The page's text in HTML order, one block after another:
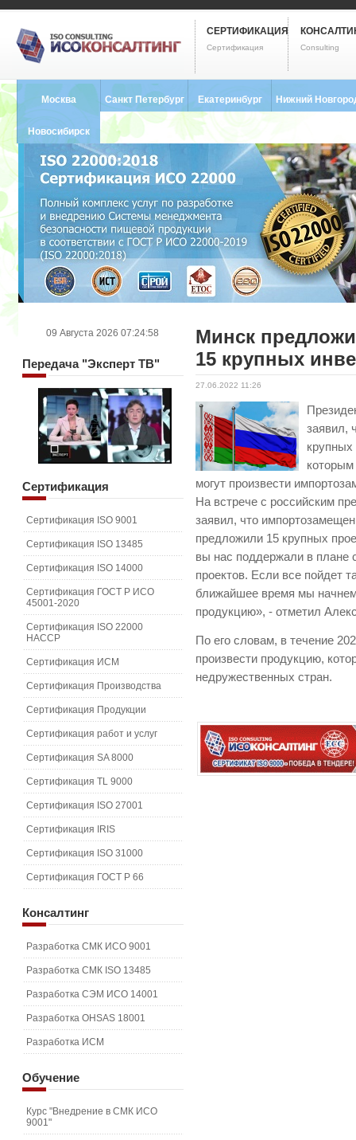
СЕРТИФИКАЦИЯ
Сертификация Consulting
Москва Санкт Петербург
8 (812) 748-2493
Екатеринбург
8 (343) 237-2593
Нижний
Новосибирск
8 (383) 227-8449
Минск
15 крупных
27.06.2022 11:26
заявил,
крупных
которым
могут произвести
На встрече с российским
заявил, что
предложили 15 крупных
вы нас поддержали в плане
проектов. Если все пойдет
ближайшее время мы
продукцию», - отметил
По его словам, в течение
произвести продукцию,
недружественных стран.
09 Августа 2026 07:24:58
Передача"Эксперт ТВ"
Сертификация
Сертификация ISO 9001
Сертификация ISO 13485
Сертификация ISO 14000
Сертификация ГОСТ Р ИСО
45001-2020
Сертификация ISO 22000
HACCP
Сертификация ИСМ
Сертификация Производства
Сертификация Продукции
Сертификация работ и услуг
Сертификация SA 8000
Сертификация TL 9000
Сертификация ISO 27001
Сертификация IRIS
Сертификация ISO 31000
Сертификация ГОСТ Р 66
Консалтинг
Разработка СМК ИСО 9001
Разработка СМК ISO 13485
Разработка СЭМ ИСО 14001
Разработка OHSAS 18001
Разработка ИСМ
Обучение
Курс "Внедрение в СМК ИСО
9001"